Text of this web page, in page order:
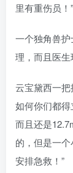
里有重伤员！”
一个独角兽
理，而且医
云宝黛西一
如何你们都
而且还是
的，但是一
安排急救！”